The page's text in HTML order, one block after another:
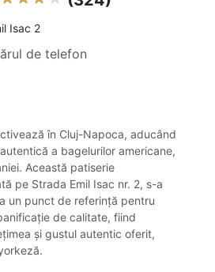
Isac 2
de telefon
în Cluj-Napoca, aducând
a bagelurilor americane,
Această patiserie
pe Strada Emil Isac nr. 2, s-a
un punct de referință pentru
de calitate, fiind
și gustul autentic oferit,